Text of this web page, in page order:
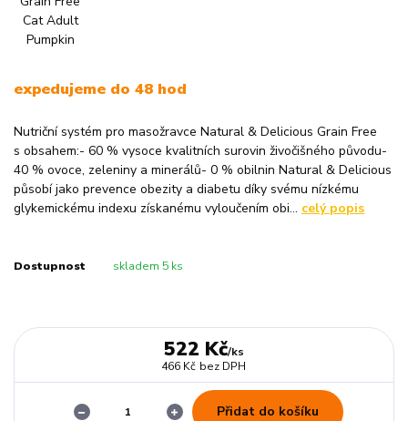
expedujeme do 48 hod
Nutriční systém pro masožravce Natural & Delicious Grain Free
s obsahem:- 60 % vysoce kvalitních surovin živočišného původu-
40 % ovoce, zeleniny a minerálů- 0 % obilnin Natural & Delicious
působí jako prevence obezity a diabetu díky svému nízkému
glykemickému indexu získanému vyloučením obi... celý popis
Dostupnost skladem 5 ks
522 Kč/ks
466 Kč bez DPH
Přidat do košíku